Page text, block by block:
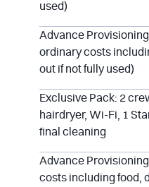
used)
Advance
ordinary costs
out if not fully used)
Exclusive Pack: 2
hairdryer, Wi-Fi, 1
final cleaning
Advance
costs including food,